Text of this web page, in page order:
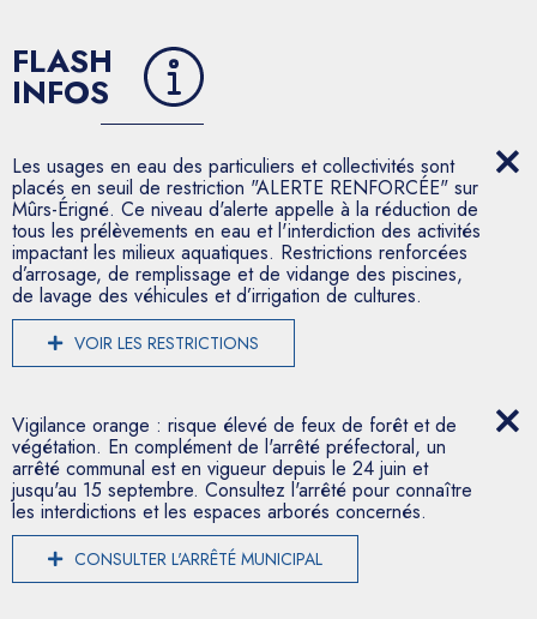
FLASH
INFOS
Les usages en eau des particuliers et collectivités sont
placés en seuil de restriction "ALERTE RENFORCÉE" sur
Mûrs-Érigné. Ce niveau d'alerte appelle à la réduction de
tous les prélèvements en eau et l'interdiction des activités
impactant les milieux aquatiques. Restrictions renforcées
d’arrosage, de remplissage et de vidange des piscines,
de lavage des véhicules et d’irrigation de cultures.
VOIR LES RESTRICTIONS
Vigilance orange : risque élevé de feux de forêt et de
végétation. En complément de l'arrêté préfectoral, un
arrêté communal est en vigueur depuis le 24 juin et
jusqu'au 15 septembre. Consultez l'arrêté pour connaître
les interdictions et les espaces arborés concernés.
CONSULTER L'ARRÊTÉ MUNICIPAL